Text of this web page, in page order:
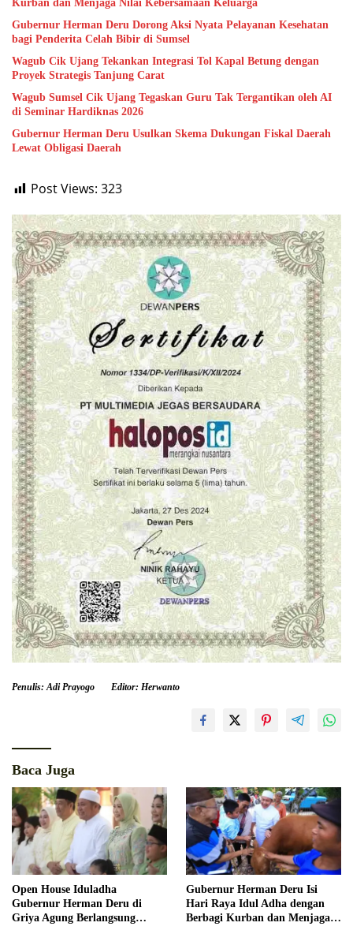
Kurban dan Menjaga Nilai Kebersamaan Keluarga
Gubernur Herman Deru Dorong Aksi Nyata Pelayanan Kesehatan
bagi Penderita Celah Bibir di Sumsel
Wagub Cik Ujang Tekankan Integrasi Tol Kapal Betung dengan
Proyek Strategis Tanjung Carat
Wagub Sumsel Cik Ujang Tegaskan Guru Tak Tergantikan oleh AI
di Seminar Hardiknas 2026
Gubernur Herman Deru Usulkan Skema Dukungan Fiskal Daerah
Lewat Obligasi Daerah
Post Views: 323
Penulis: Adi Prayogo Editor: Herwanto
Baca Juga
Open House Iduladha
Gubernur Herman Deru di
Griya Agung Berlangsung
Gubernur Herman Deru Isi
Hari Raya Idul Adha dengan
Berbagi Kurban dan Menjaga